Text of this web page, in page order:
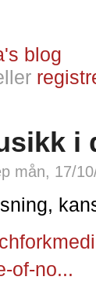
blog
i
mån, 17/
of-no...